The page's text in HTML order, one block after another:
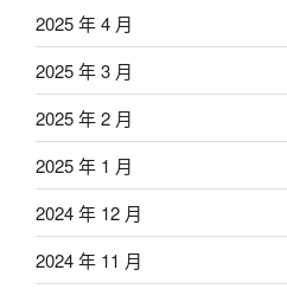
2025 年 4 月
2025 年 3 月
2025 年 2 月
2025 年 1 月
2024 年 12 月
2024 年 11 月